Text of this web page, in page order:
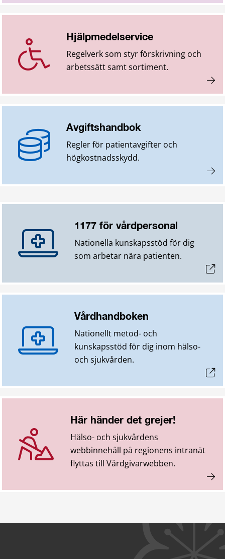
Hjälpmedelservice
Regelverk som styr förskrivning och
arbetssätt samt sortiment.
Avgiftshandbok
Regler för patientavgifter och
högkostnadsskydd.
1177 för vårdpersonal
Nationella kunskapsstöd för dig
som arbetar nära patienten.
Vårdhandboken
Nationellt metod- och
kunskapsstöd för dig inom hälso-
och sjukvården.
Här händer det grejer!
Hälso- och sjukvårdens
webbinnehåll på regionens intranät
flyttas till Vårdgivarwebben.